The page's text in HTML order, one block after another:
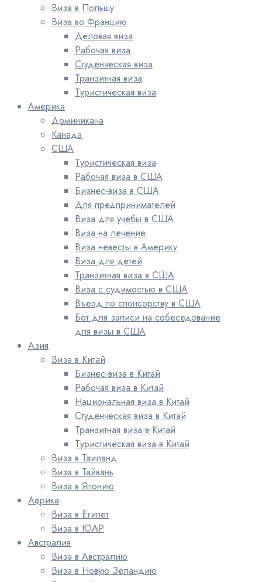
Виза в Польшу
Виза во Францию
Деловая виза
Рабочая виза
Студенческая виза
Транзитная виза
Туристическая виза
Америка
Доминикана
Канада
США
Туристическая виза
Рабочая виза в США
Бизнес-виза в США
Для предпринимателей
Виза для учебы в США
Виза на лечение
Виза невесты в Америку
Виза для детей
Транзитная виза в США
Виза с судимостью в США
Въезд по спонсорству в США
Бот для записи на собеседование
для визы в США
Азия
Виза в Китай
Бизнес-виза в Китай
Рабочая виза в Китай
Национальная виза в Китай
Студенческая виза в Китай
Транзитная виза в Китай
Туристическая виза в Китай
Виза в Таиланд
Виза в Тайвань
Виза в Японию
Африка
Виза в Египет
Виза в ЮАР
Австралия
Виза в Австралию
Виза в Новую Зеландию